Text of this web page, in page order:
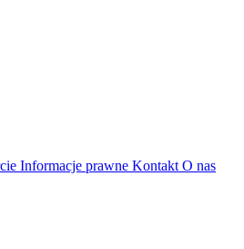
Informacje prawne Kontakt O nas